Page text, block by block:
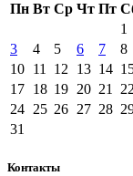
Пн Вт Ср Чт Пт
1
3
4 5 6 7 8
10 11 12 13 14
17 18 19 20 21 22
24 25 26 27 28
31
Контакты